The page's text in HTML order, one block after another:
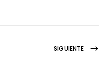
SIGUIENTE